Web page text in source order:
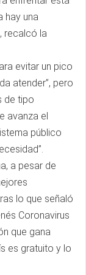
hay una
recalcó la
evitar un pico
atender”, pero
de tipo
avanza el
público
a pesar de
lo que señaló
Coronavirus
que gana
es gratuito y lo